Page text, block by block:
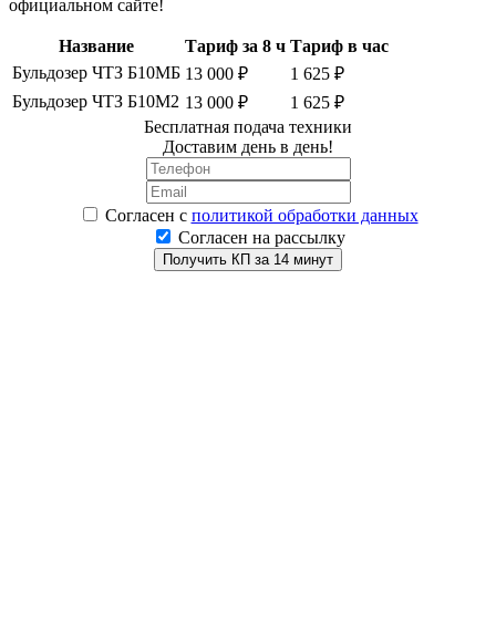
официальном сайте!
Название Тариф за 8 ч Тариф в час
Бульдозер ЧТЗ Б10МБ 13 000 ₽
1 625 ₽
Бульдозер ЧТЗ Б10М2 13 000 ₽
1 625 ₽
Бесплатная подача техники
Доставим день в день!
Согласен с политикой обработки данных
Согласен на рассылку
Получить КП за 14 минут